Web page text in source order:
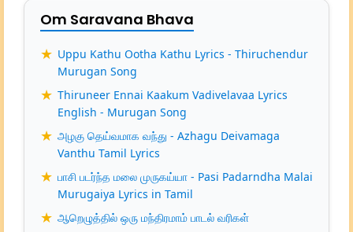
Om Saravana Bhava
Uppu Kathu Ootha Kathu Lyrics - Thiruchendur
Murugan Song
Thiruneer Ennai Kaakum Vadivelavaa Lyrics
English - Murugan Song
அழகு தெய்வமாக வந்து - Azhagu Deivamaga
Vanthu Tamil Lyrics
பாசி படர்ந்த மலை முருகய்யா - Pasi Padarndha Malai
Murugaiya Lyrics in Tamil
ஆறெழுத்தில் ஒரு மந்திரமாம் பாடல் வரிகள்